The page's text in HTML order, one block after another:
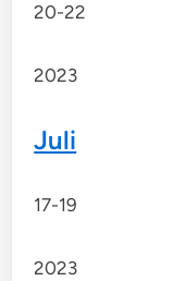
20-22
2023
Juli
17-19
2023